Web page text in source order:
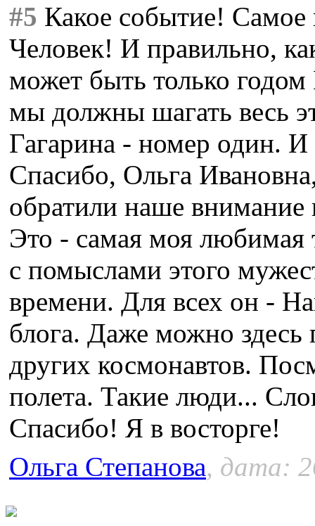
#5 Какое событие!
Человек! И правильно,
может быть только
мы должны шагать весь
Гагарина - номер один.
Спасибо, Ольга
обратили наше внимание
Это - самая моя
с помыслами этого
времени. Для всех он -
блога. Даже можно здесь
других космонавтов.
полета. Такие люди...
Спасибо! Я в восторге!
Ольга Степанова, дата: